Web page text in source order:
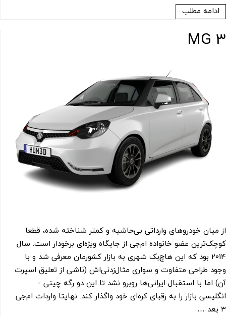
ادامه مطلب
MG 3
از میان خودروهای وارداتی بی‌حاشیه و کمتر شناخته شده، قطعا
کوچک‌ترین عضو خانواده ام‌جی از جایگاه ویژه‌ای برخودار است. سال
2014 بود که این هاچ‌بک شهری به بازار کشورمان معرفی شد و با
وجود طراحی متفاوت و سواری مثال‌زدنی‌اش (ناشی از تعلیق اسپرت
آن) اما با استقبال ایرانی‌ها روبرو نشد تا این دو رگه چینی -
انگلیسی بازار را به رقبای کره‌ای خود واگذار کند. نهایتا واردات ام‌جی
3 بعد …